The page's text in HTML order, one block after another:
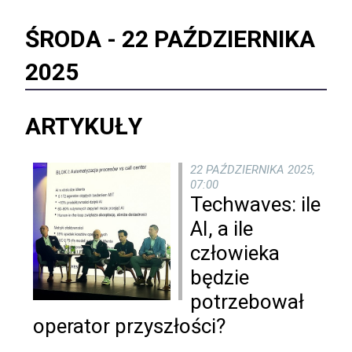
ŚRODA - 22 PAŹDZIERNIKA
2025
ARTYKUŁY
22 PAŹDZIERNIKA 2025,
07:00
Techwaves: ile
AI, a ile
człowieka
będzie
potrzebował
operator przyszłości?